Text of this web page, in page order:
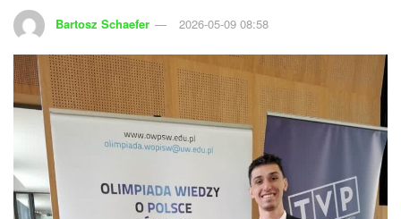
Bartosz Schaefer 2026-05-09 08:58